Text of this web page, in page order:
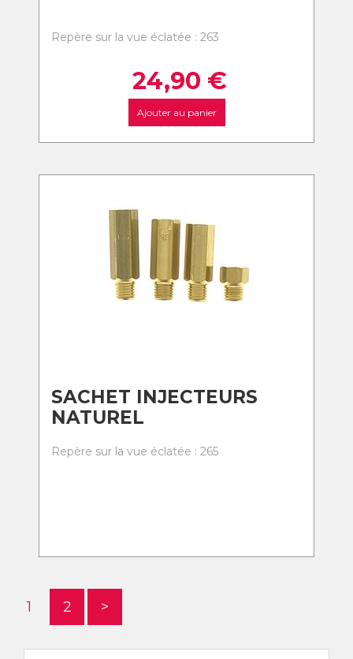
Repère sur la vue éclatée : 263
24,90 €
Ajouter au panier
SACHET INJECTEURS
NATUREL
Repère sur la vue éclatée : 265
1 2 >